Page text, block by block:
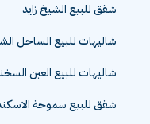
شقق للبيع الشيخ زايد
شاليهات للبيع الساحل
شاليهات للبيع العين
شقق للبيع سموحة